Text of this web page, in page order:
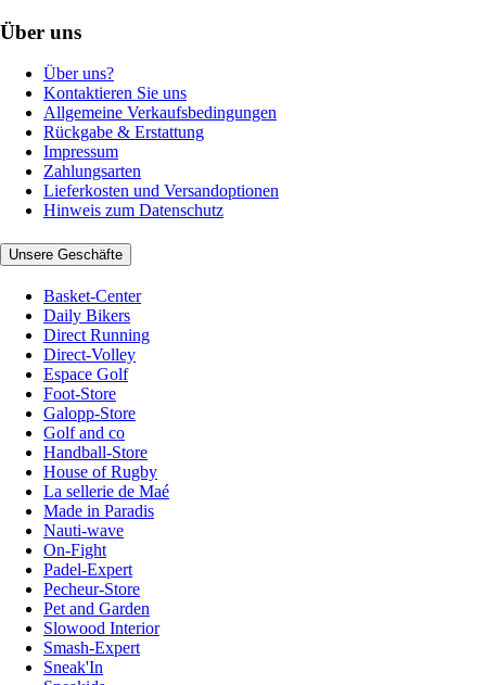
Über uns
Über uns?
Kontaktieren Sie uns
Allgemeine Verkaufsbedingungen
Rückgabe & Erstattung
Impressum
Zahlungsarten
Lieferkosten und Versandoptionen
Hinweis zum Datenschutz
Unsere Geschäfte
Basket-Center
Daily Bikers
Direct Running
Direct-Volley
Espace Golf
Foot-Store
Galopp-Store
Golf and co
Handball-Store
House of Rugby
La sellerie de Maé
Made in Paradis
Nauti-wave
On-Fight
Padel-Expert
Pecheur-Store
Pet and Garden
Slowood Interior
Smash-Expert
Sneak'In